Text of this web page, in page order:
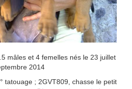
mâles et 4 femelles nés le 23 juillet
2014
tatouage ; 2GVT809, chasse le petit